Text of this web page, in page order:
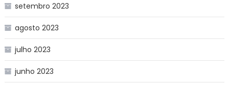
setembro 2023
agosto 2023
julho 2023
junho 2023